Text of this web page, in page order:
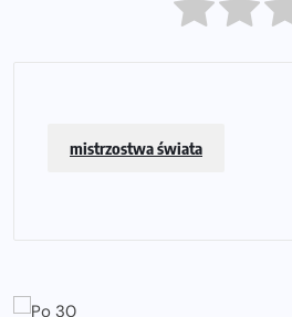
mistrzostwa świata